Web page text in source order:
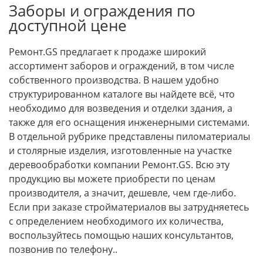
Заборы и ограждения по
доступной цене
Ремонт.GS предлагает к продаже широкий
ассортимент заборов и ограждений, в том числе
собственного производства. В нашем удобно
структурированном каталоге вы найдете всё, что
необходимо для возведения и отделки здания, а
также для его оснащения инженерными системами.
В отдельной рубрике представлены пиломатериалы
и столярные изделия, изготовленные на участке
деревообработки компании Ремонт.GS. Всю эту
продукцию вы можете приобрести по ценам
производителя, а значит, дешевле, чем где-либо.
Если при заказе стройматериалов вы затрудняетесь
с определением необходимого их количества,
воспользуйтесь помощью наших консультантов,
позвонив по телефону..